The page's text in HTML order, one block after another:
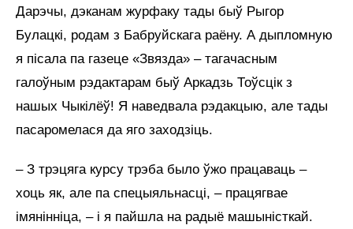
Дарэчы, дэканам журфаку тады быў Рыгор
Булацкі, родам з Бабруйскага раёну. А дыпломную
я пісала па газеце «Звязда» – тагачасным
галоўным рэдактарам быў Аркадзь Тоўсцік з
нашых Чыкілёў! Я наведвала рэдакцыю, але тады
пасаромелася да яго заходзіць.
– З трэцяга курсу трэба было ўжо працаваць –
хоць як, але па спецыяльнасці, – працягвае
імянінніца, – і я пайшла на радыё машыністкай.